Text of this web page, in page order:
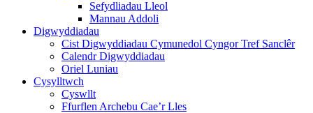
Sefydliadau Lleol
Mannau Addoli
Digwyddiadau
Cist Digwyddiadau Cymunedol Cyngor Tref Sanclêr
Calendr Digwyddiadau
Oriel Luniau
Cysylltwch
Cyswllt
Ffurflen Archebu Cae’r Lles